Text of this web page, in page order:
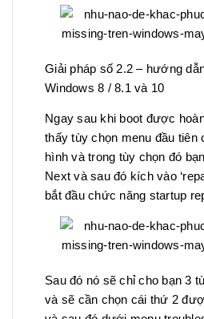
Giải pháp số 2.2 – hướng
Windows 8 / 8.1 và 10
Ngay sau khi boot được
thấy tùy chọn menu đầu tiên
hình và trong tùy chọn đó
Next và sau đó kích vào
bắt đầu chức năng startup
Sau đó nó sẽ chỉ cho bạn 3
và sẽ cần chọn cái thứ 2